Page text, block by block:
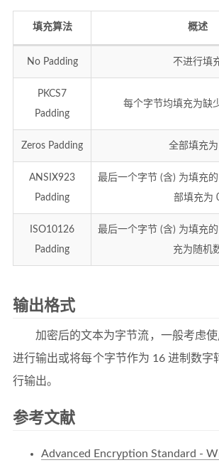
填充算法 概述
No Padding 不进行填
PKCS7
Padding
每个字节均填充为缺
Zeros Padding 全部填充
ANSIX923
Padding
最后一个字节 (含) 为填充
部填充为
ISO10126
Padding
最后一个字节 (含) 为填充
充为随机
输出格式
加密后的文本为字节流，一般考虑使
进行输出或将每个字节作为 16 进制数字
行输出。
参考文献
Advanced Encryption Standard -